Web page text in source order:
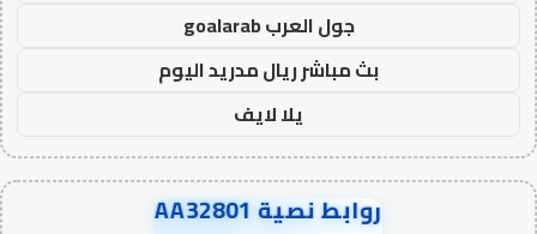
جول العرب goalarab
بث مباشر ريال مدريد اليوم
يلا لايف
روابط نصية AA32801